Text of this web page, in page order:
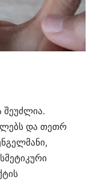
შეუძლია.
და თეთრ